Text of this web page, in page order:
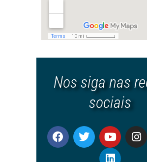
Nos siga nas
sociais